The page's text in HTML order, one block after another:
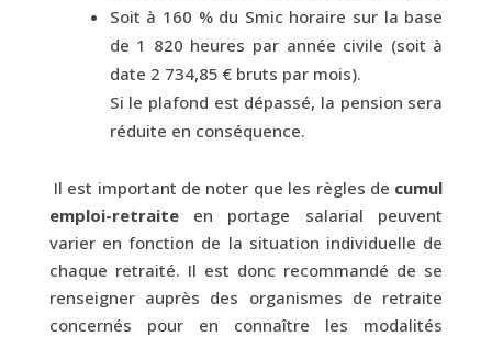
Soit à 160 % du Smic horaire sur la base
de 1 820 heures par année civile (soit à
date 2 734,85 € bruts par mois).
Si le plafond est dépassé, la pension sera
réduite en conséquence.
Il est important de noter que les règles de cumul
emploi-retraiteen portage salarial peuvent
varier en fonction de la situation individuelle de
chaque retraité. Il est donc recommandé de se
renseigner auprès des organismes de retraite
concernés pour en connaître les modalités